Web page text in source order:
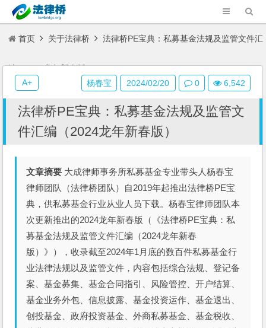
首页 关于法律桥 法律桥PE宝典：私募基金法规及监管文件汇
编（2024龙年新春版）
法律桥PE宝典：私募基金法规及监管文
件汇编（2024龙年新春版）
文章摘要 大成律师事务所私募基金专业带头人杨春宝
律师团队（法律桥团队）自2019年起推出法律桥PE宝
典，供私募基金行业从业人员下载。杨春宝律师团队本
次更新推出的2024龙年新春版（《法律桥PE宝典：私
募基金法规及监管文件汇编（2024龙年新春
版）》），收录截至2024年1月底的数百件私募基金行
业法律法规以及监管文件，内容包括综合法规、登记备
案、基金募集、基金合同指引、风险管控、开户结算、
基金业务外包、信息披露、基金投资运作、基金退出、
创投基金、政府投资基金、外商私募基金、基金税收、
杨春宝 2024/02/20 0 6,542
A+